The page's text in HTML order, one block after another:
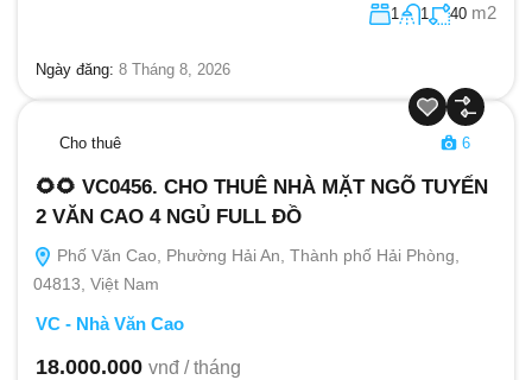
1 1 40 m2
Ngày đăng: 8 Tháng 8, 2026
Cho thuê 6
🌻🌻 VC0456. CHO THUÊ NHÀ MẶT NGÕ TUYẾN
2 VĂN CAO 4 NGỦ FULL ĐỒ
Phố Văn Cao, Phường Hải An, Thành phố Hải Phòng,
04813, Việt Nam
VC - Nhà Văn Cao
18.000.000 vnđ / tháng